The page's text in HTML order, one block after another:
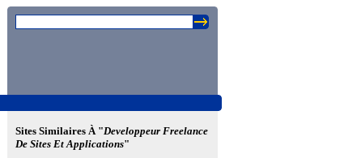
Sites Similaires À "Developpeur Freelance
De Sites Et Applications"